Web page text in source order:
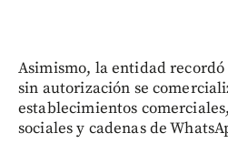
Asimismo, la entidad
sin autorización se
establecimientos
sociales y cadenas de